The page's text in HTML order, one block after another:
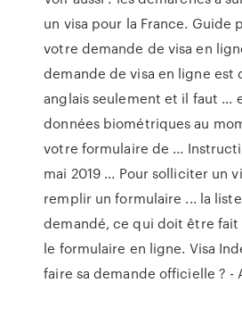
un visa pour la France. Guide
votre demande de visa en
demande de visa en ligne est
anglais seulement et il faut ...
données biométriques au
votre formulaire de ...
mai 2019 ... Pour solliciter un
remplir un formulaire ... la
demandé, ce qui doit être
le formulaire en ligne. Visa
faire sa demande officielle ? -